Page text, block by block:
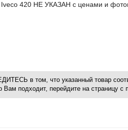
Iveco 420 НЕ УКАЗАН с ценами и
в том, что указанный товар
подходит, перейдите на страницу